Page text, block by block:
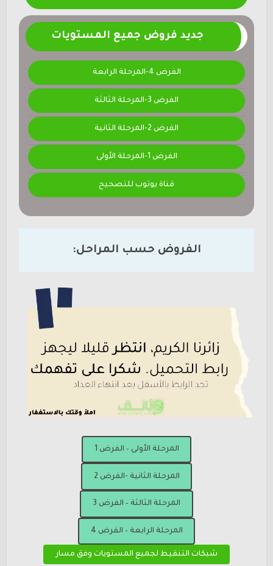
جديد فروض جميع المستويات
الفرض 4-المرحلة الرابعة
الفرض 3-المرحلة الثالثة
الفرض 2-المرحلة الثانية
الفرض 1-المرحلة الأولى
قناة يوتوب للتصحيح
الفروض حسب المراحل:
المرحلة الأولى – الفرض 1
المرحلة الثانية -الفرض 2
المرحلة الثالثة – الفرض 3
المرحلة الرابعة – الفرض 4
شبكات التنقيط لجميع المستويات وفق مسار